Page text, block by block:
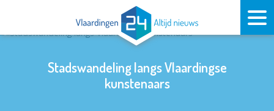
Stadswandeling langs Vlaardingse
kunstenaars